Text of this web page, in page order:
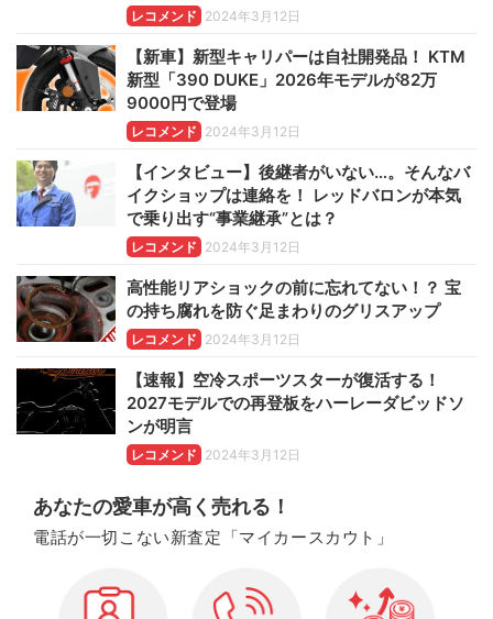
レコメンド 2024年3月12日
【新車】新型キャリパーは自社開発品！ KTM
新型「390 DUKE」2026年モデルが82万
9000円で登場
レコメンド 2024年3月12日
【インタビュー】後継者がいない…。そんなバ
イクショップは連絡を！ レッドバロンが本気
で乗り出す“事業継承”とは？
レコメンド 2024年3月12日
高性能リアショックの前に忘れてない！？ 宝
の持ち腐れを防ぐ足まわりのグリスアップ
レコメンド 2024年3月12日
【速報】空冷スポーツスターが復活する！
2027モデルでの再登板をハーレーダビッドソ
ンが明言
レコメンド 2024年3月12日
あなたの愛車が高く売れる！
電話が一切こない新査定「マイカースカウト」